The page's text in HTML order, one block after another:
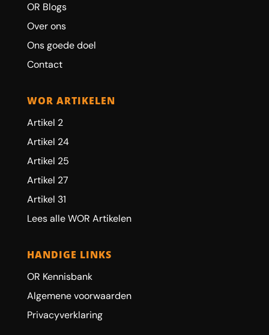
OR Blogs
Over ons
Ons goede doel
Contact
WOR ARTIKELEN
Artikel 2
Artikel 24
Artikel 25
Artikel 27
Artikel 31
Lees alle WOR Artikelen
HANDIGE LINKS
OR Kennisbank
Algemene voorwaarden
Privacyverklaring